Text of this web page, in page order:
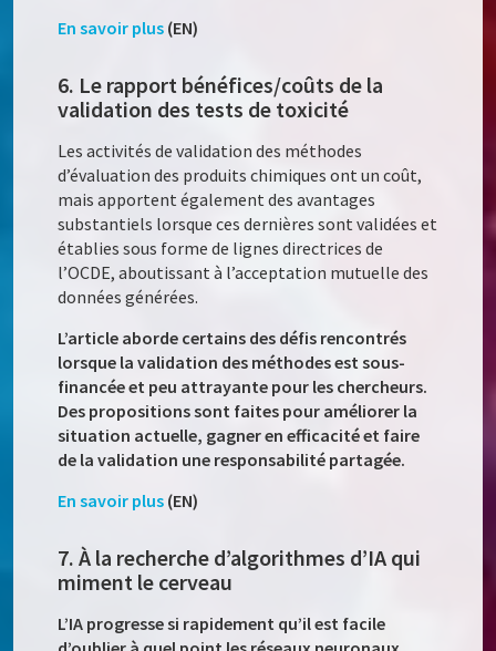
En savoir plus (EN)
6. Le rapport bénéfices/coûts de la
validation des tests de toxicité
Les activités de validation des méthodes
d’évaluation des produits chimiques ont un coût,
mais apportent également des avantages
substantiels lorsque ces dernières sont validées et
établies sous forme de lignes directrices de
l’OCDE, aboutissant à l’acceptation mutuelle des
données générées.
L’article aborde certains des défis rencontrés
lorsque la validation des méthodes est sous-
financée et peu attrayante pour les chercheurs.
Des propositions sont faites pour améliorer la
situation actuelle, gagner en efficacité et faire
de la validation une responsabilité partagée.
En savoir plus (EN)
7. À la recherche d’algorithmes d’IA qui
miment le cerveau
L’IA progresse si rapidement qu’il est facile